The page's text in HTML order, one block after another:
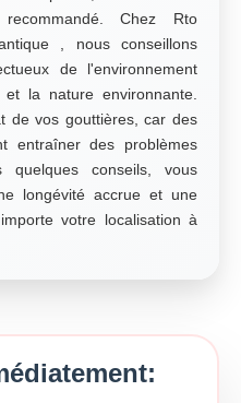
Chez Rto
, nous conseillons
de l'environnement
la nature environnante.
de vos gouttières, car des
entraîner des problèmes
quelques conseils, vous
longévité accrue et une
votre localisation à